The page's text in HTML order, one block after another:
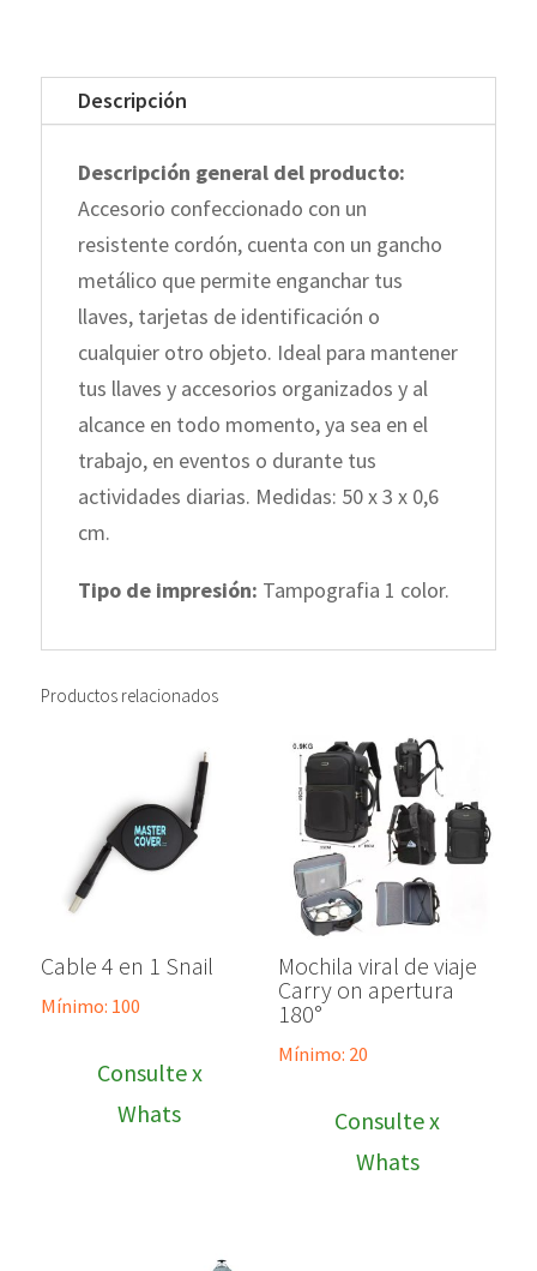
Descripción
Descripción general del producto:
Accesorio confeccionado con un
resistente cordón, cuenta con un gancho
metálico que permite enganchar tus
llaves, tarjetas de identificación o
cualquier otro objeto. Ideal para mantener
tus llaves y accesorios organizados y al
alcance en todo momento, ya sea en el
trabajo, en eventos o durante tus
actividades diarias. Medidas: 50 x 3 x 0,6
cm.
Tipo de impresión: Tampografia 1 color.
Productos relacionados
Cable 4 en 1 Snail
Mínimo: 100
Consulte x
Whats
Mochila viral de viaje
Carry on apertura
180°
Mínimo: 20
Consulte x
Whats